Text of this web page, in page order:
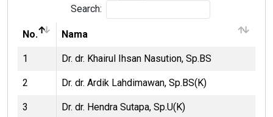
Search:
No. Nama
1 Dr. dr. Khairul Ihsan Nasution, Sp.BS
2 Dr. dr. Ardik Lahdimawan, Sp.BS(K)
3 Dr. dr. Hendra Sutapa, Sp.U(K)